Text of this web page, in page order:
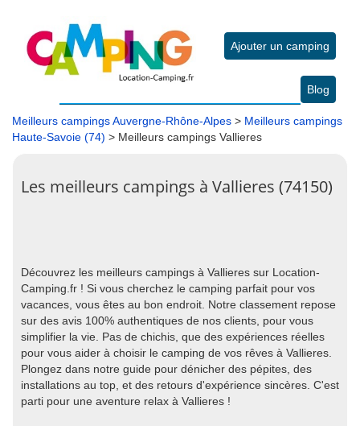
Ajouter un camping
Blog
Meilleurs campings Auvergne-Rhône-Alpes > Meilleurs campings
Haute-Savoie (74) > Meilleurs campings Vallieres
Les meilleurs campings à Vallieres (74150)
Découvrez les meilleurs campings à Vallieres sur Location-
Camping.fr ! Si vous cherchez le camping parfait pour vos
vacances, vous êtes au bon endroit. Notre classement repose
sur des avis 100% authentiques de nos clients, pour vous
simplifier la vie. Pas de chichis, que des expériences réelles
pour vous aider à choisir le camping de vos rêves à Vallieres.
Plongez dans notre guide pour dénicher des pépites, des
installations au top, et des retours d'expérience sincères. C'est
parti pour une aventure relax à Vallieres !